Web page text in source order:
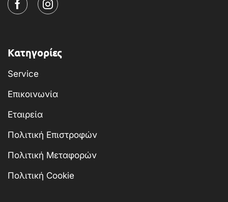
Κατηγορίες
Service
Επικοινωνία
Εταιρεία
Πολιτική Επιστροφών
Πολιτική Μεταφορών
Πολιτική Cookie